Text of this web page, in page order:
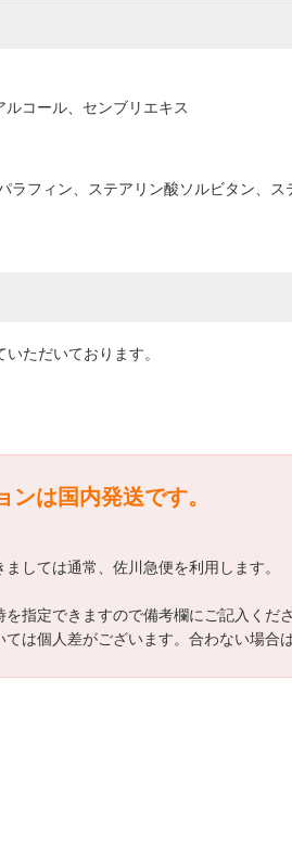
コール、センブリエキス
フィン、ステアリン酸ソルビタン、
ただいております。
は国内発送です。
しては通常、佐川急便を利用します。
指定できますので備考欄にご記入くださ
は個人差がございます。合わない場合